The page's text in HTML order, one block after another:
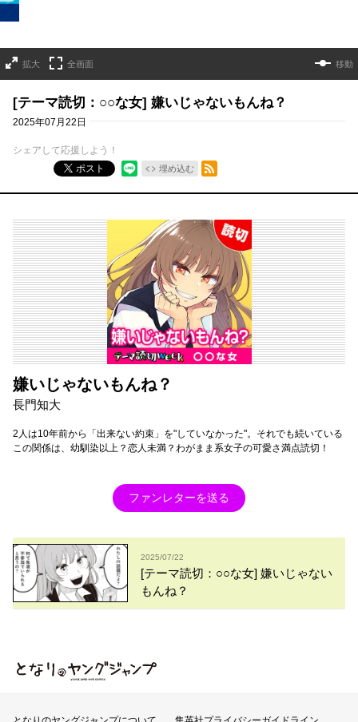
拡大 全画面 移動
[テーマ読切：○○な女] 嫌いじゃないもんね？
2025年07月22日
シェアして応援しよう！
ポスト
埋め込む
RSSフィード
嫌いじゃないもんね？
長門知大
2人は10年前から「出来ない約束」を"していなかった"。それでも続いている
この関係は、幼馴染以上？恋人未満？わがまま系女子の可愛さ満点読切！
ファンレターを送る
2025/07/22
[テーマ読切：○○な女] 嫌いじゃない
もんね？
となりのヤングジャンプ